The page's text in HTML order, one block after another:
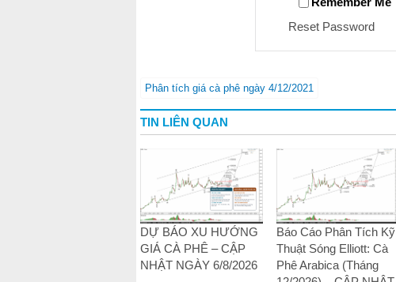
Reset Password
Phân tích giá cà phê ngày 4/12/2021
TIN LIÊN QUAN
DỰ BÁO XU HƯỚNG
GIÁ CÀ PHÊ – CẬP
NHẬT NGÀY 6/8/2026
Báo Cáo Phân Tích Kỹ
Thuật Sóng Elliott: Cà
Phê Arabica (Tháng